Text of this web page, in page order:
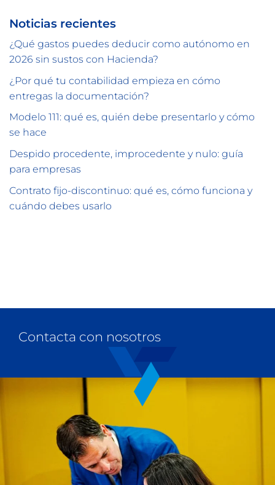
Noticias recientes
¿Qué gastos puedes deducir como autónomo en
2026 sin sustos con Hacienda?
¿Por qué tu contabilidad empieza en cómo
entregas la documentación?
Modelo 111: qué es, quién debe presentarlo y cómo
se hace
Despido procedente, improcedente y nulo: guía
para empresas
Contrato fijo-discontinuo: qué es, cómo funciona y
cuándo debes usarlo
Contacta con nosotros